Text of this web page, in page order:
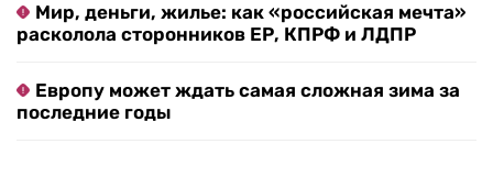
Мир, деньги, жилье: как «российская мечта»
расколола сторонников ЕР, КПРФ и ЛДПР
Европу может ждать самая сложная зима за
последние годы